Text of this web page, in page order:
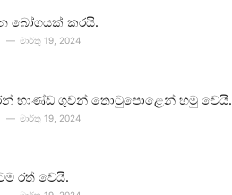
බෝගයක් කරයි.
මාර්තු 19, 2024
භාණ්ඩ ගුවන් තොටුපොළෙන් හමු වෙයි.
මාර්තු 19, 2024
රත් වෙයි.